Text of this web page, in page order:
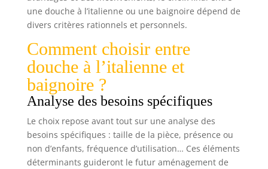
une douche à l’italienne ou une baignoire dépend de
divers critères rationnels et personnels.
Comment choisir entre
douche à l’italienne et
baignoire ?
Analyse des besoins spécifiques
Le choix repose avant tout sur une analyse des
besoins spécifiques : taille de la pièce, présence ou
non d’enfants, fréquence d’utilisation… Ces éléments
déterminants guideront le futur aménagement de